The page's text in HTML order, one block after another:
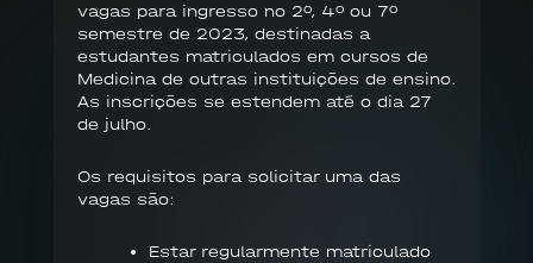
vagas para ingresso no 2º, 4º ou 7º
semestre de 2023, destinadas a
estudantes matriculados em cursos de
Medicina de outras instituições de ensino.
As inscrições se estendem até o dia 27
de julho.
Os requisitos para solicitar uma das
vagas são:
Estar regularmente matriculado